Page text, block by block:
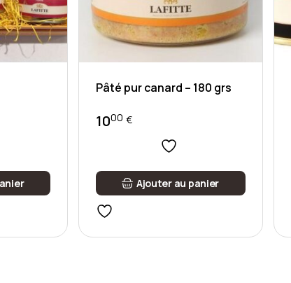
Pâté pur canard – 180 grs
1000 €
Ajouter au panier